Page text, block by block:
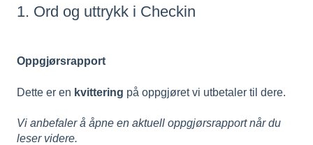
1. Ord og uttrykk i Checkin
Oppgjørsrapport
Dette er en kvittering på oppgjøret vi utbetaler til dere.
Vi anbefaler å åpne en aktuell oppgjørsrapport når du
leser videre.